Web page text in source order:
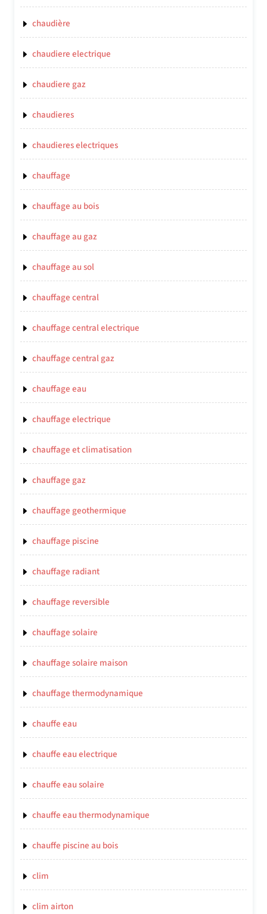
chaudière
chaudiere electrique
chaudiere gaz
chaudieres
chaudieres electriques
chauffage
chauffage au bois
chauffage au gaz
chauffage au sol
chauffage central
chauffage central electrique
chauffage central gaz
chauffage eau
chauffage electrique
chauffage et climatisation
chauffage gaz
chauffage geothermique
chauffage piscine
chauffage radiant
chauffage reversible
chauffage solaire
chauffage solaire maison
chauffage thermodynamique
chauffe eau
chauffe eau electrique
chauffe eau solaire
chauffe eau thermodynamique
chauffe piscine au bois
clim
clim airton